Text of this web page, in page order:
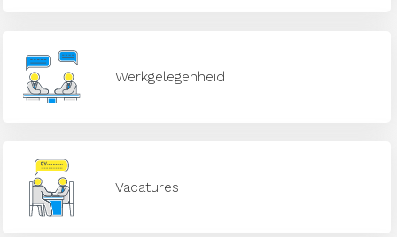
Werkgelegenheid
Vacatures